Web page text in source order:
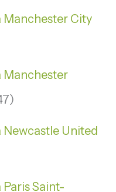
Manchester City
Manchester
Newcastle United
Paris Saint-